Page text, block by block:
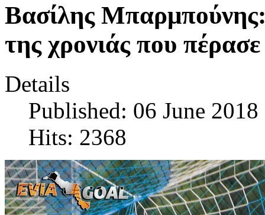
Βασίλης Μπαρμπούνης:
της χρονιάς που πέρασε
Details
Published: 06 June 2018
Hits: 2368